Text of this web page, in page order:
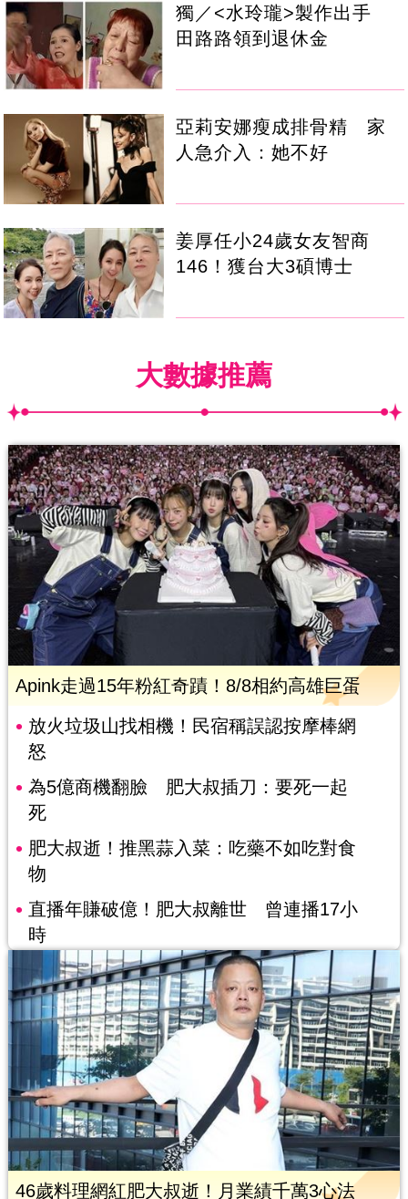
獨／<水玲瓏>製作出手
田路路領到退休金
亞莉安娜瘦成排骨精 家
人急介入：她不好
姜厚任小24歲女友智商
146！獲台大3碩博士
大數據推薦
Apink走過15年粉紅奇蹟！8/8相約高雄巨蛋
放火垃圾山找相機！民宿稱誤認按摩棒網
怒
為5億商機翻臉 肥大叔插刀：要死一起
死
肥大叔逝！推黑蒜入菜：吃藥不如吃對食
物
直播年賺破億！肥大叔離世 曾連播17小
時
46歲料理網紅肥大叔逝！月業績千萬3心法